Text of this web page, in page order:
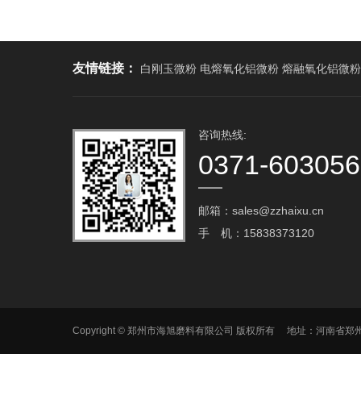
友情链接： 白刚玉微粉 电熔氧化铝微粉 熔融氧化铝微粉
咨询热线:
0371-
邮箱：sales@zzhaixu.cn
手 机：15838373120
Copyright © 郑州市海旭磨料有限公司 版权所有 地址：河南省